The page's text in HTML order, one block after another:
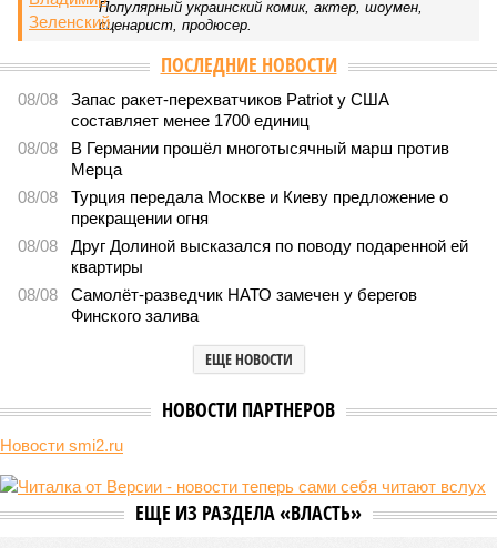
Премьер закавказской республики Никол Пашинян заявил, что
его страна может потребовать у Москвы до 2 млрд долларов
ежегодно за аренду Южно-Кавказской железной дороги (ЮКЖД).
В настоящий момент та эксплуатируется «дочкой» ОАО «РЖД»,
причём исключительно за российский счёт. И в
складывающейся ситуации, кажется, больше вопросов не к
Еревану, а к гендиректору монополии Олегу Белозёрову.
По мнениюПашиняна, он не высказал ничего из ряда вон
выходящего. Дескать, Ереван считает транспортную сеть
своей собственностью и теперь намерен просить за аренду
«железки» означенную сумму. При этом, как отмечают
эксперты, армянская сторона, выставляя этот счёт, не
раскрыла методику его калькуляции, то есть, получается,
заключённый в 2008 году между Арменией и ОАО «РЖД»
концессионный договор, согласно которому российская
компания получила в управление «железку» республики до
постановки вопроса.
Неудивительно, что гендиректор РЖДБелозёров,
реагируя на словесные интервенции Пашиняна, выступил